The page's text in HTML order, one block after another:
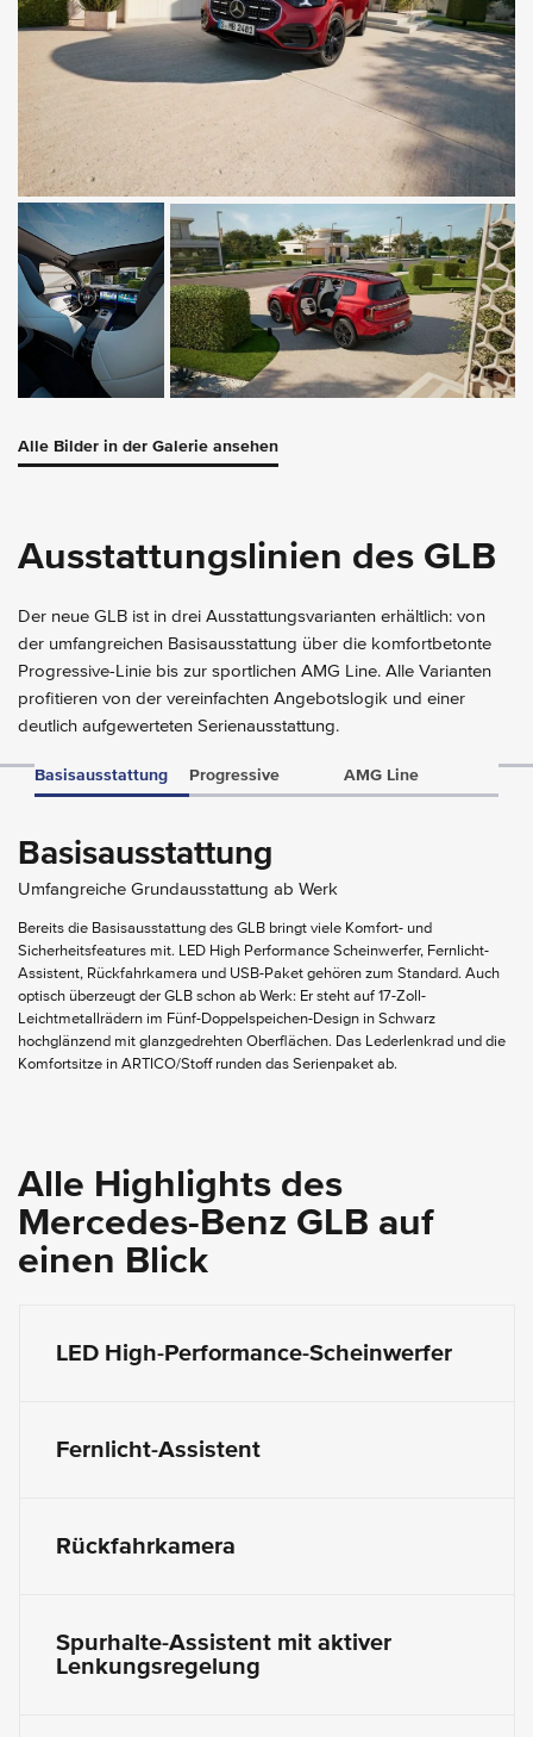
Alle Bilder in der Galerie ansehen
Ausstattungslinien des GLB
Der neue GLB ist in drei Ausstattungsvarianten erhältlich: von
der umfangreichen Basisausstattung über die komfortbetonte
Progressive-Linie bis zur sportlichen AMG Line. Alle Varianten
profitieren von der vereinfachten Angebotslogik und einer
deutlich aufgewerteten Serienausstattung.
Basisausstattung Progressive AMG Line
Basisausstattung
Umfangreiche Grundausstattung ab Werk
Bereits die Basisausstattung des GLB bringt viele Komfort- und
Sicherheitsfeatures mit. LED High Performance Scheinwerfer, Fernlicht-
Assistent, Rückfahrkamera und USB-Paket gehören zum Standard. Auch
optisch überzeugt der GLB schon ab Werk: Er steht auf 17-Zoll-
Leichtmetallrädern im Fünf-Doppelspeichen-Design in Schwarz
hochglänzend mit glanzgedrehten Oberflächen. Das Lederlenkrad und die
Komfortsitze in ARTICO/Stoff runden das Serienpaket ab.
Alle Highlights des
Mercedes-Benz GLB auf
einen Blick
LED High-Performance-Scheinwerfer
Fernlicht-Assistent
Rückfahrkamera
Spurhalte-Assistent mit aktiver
Lenkungsregelung